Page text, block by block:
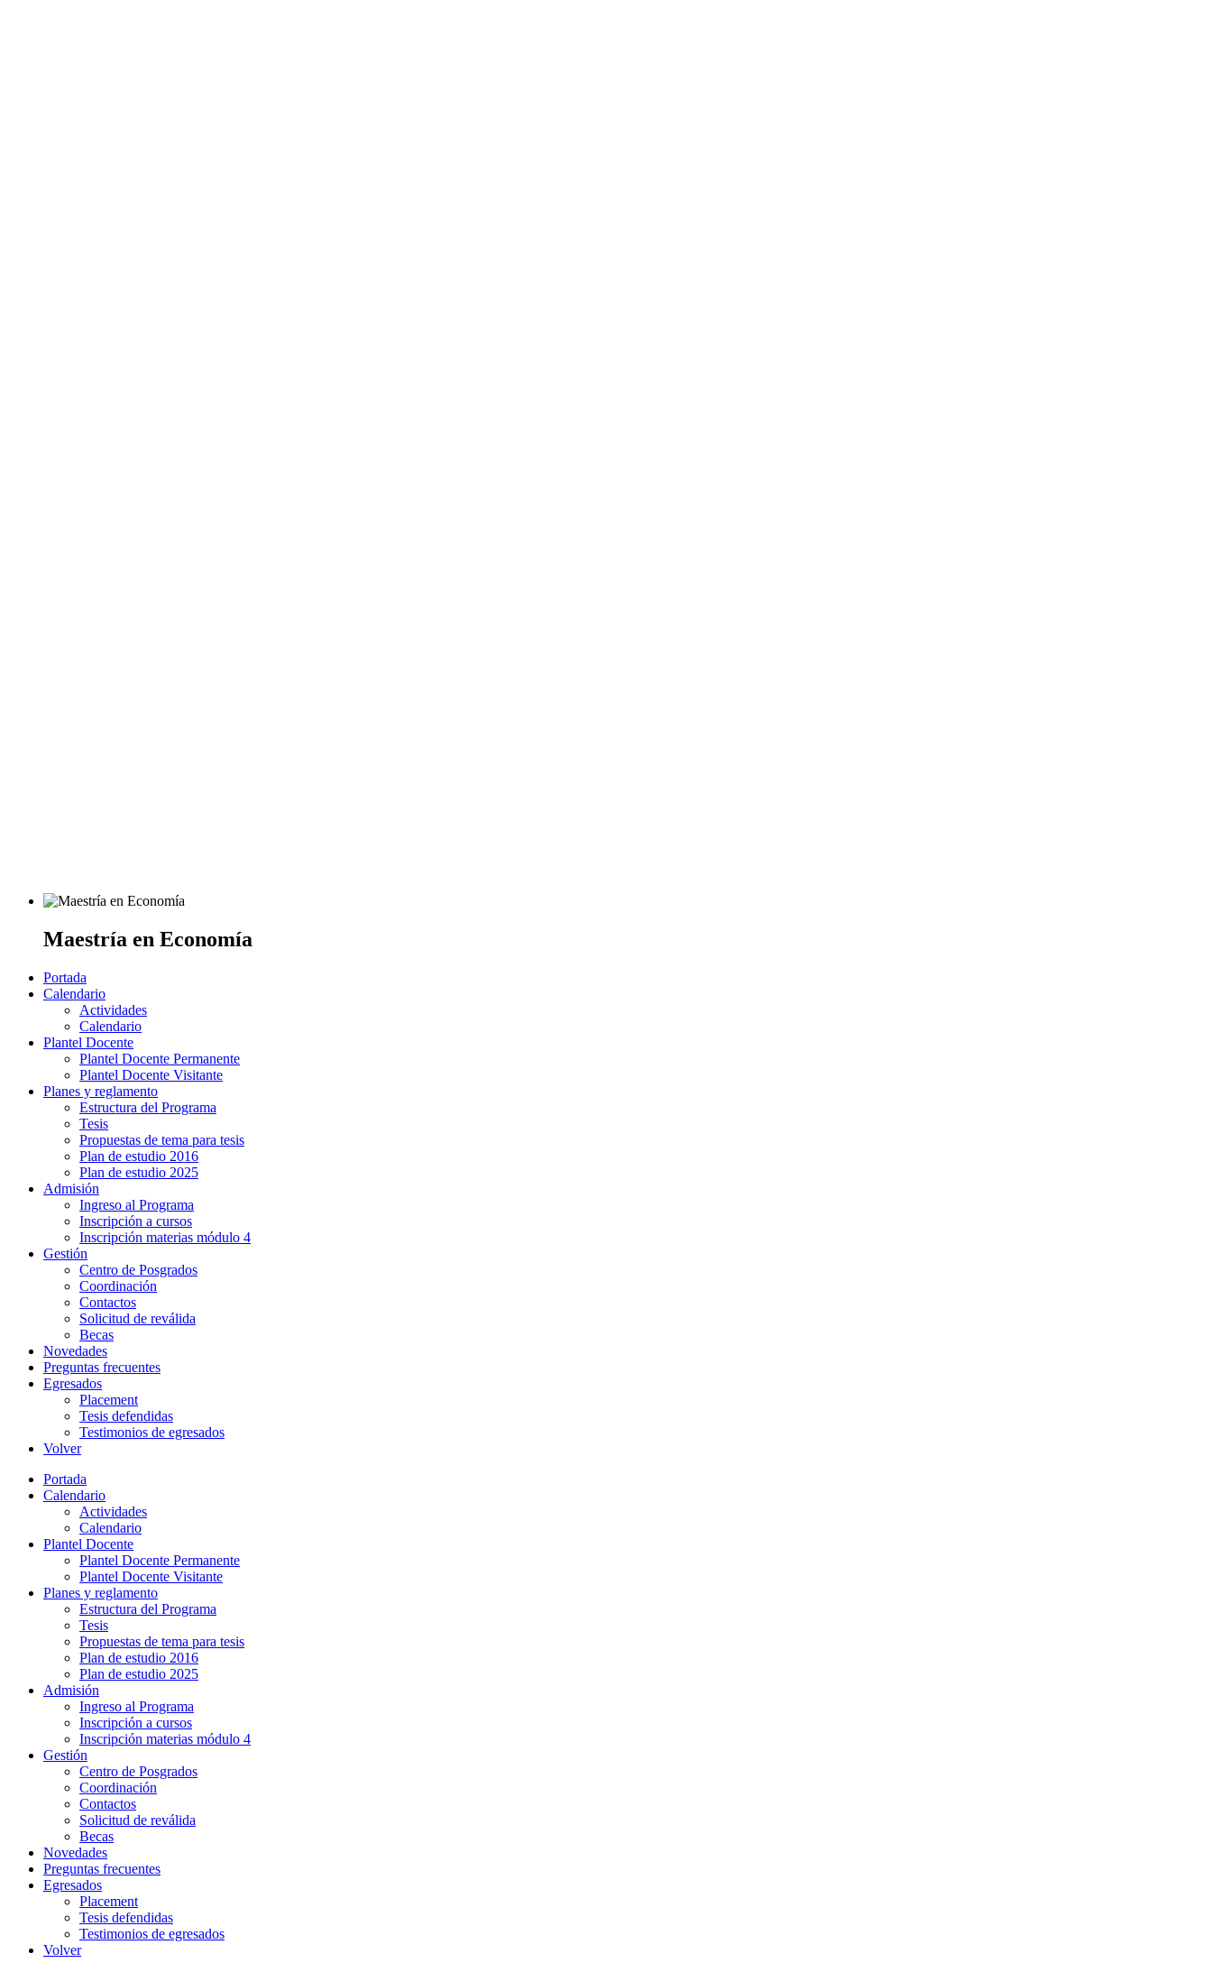
Maestría en Economía
Portada
Calendario
Actividades
Calendario
Plantel Docente
Plantel Docente Permanente
Plantel Docente Visitante
Planes y reglamento
Estructura del Programa
Tesis
Propuestas de tema para tesis
Plan de estudio 2016
Plan de estudio 2025
Admisión
Ingreso al Programa
Inscripción a cursos
Inscripción materias módulo 4
Gestión
Centro de Posgrados
Coordinación
Contactos
Solicitud de reválida
Becas
Novedades
Preguntas frecuentes
Egresados
Placement
Tesis defendidas
Testimonios de egresados
Volver
Portada
Calendario
Actividades
Calendario
Plantel Docente
Plantel Docente Permanente
Plantel Docente Visitante
Planes y reglamento
Estructura del Programa
Tesis
Propuestas de tema para tesis
Plan de estudio 2016
Plan de estudio 2025
Admisión
Ingreso al Programa
Inscripción a cursos
Inscripción materias módulo 4
Gestión
Centro de Posgrados
Coordinación
Contactos
Solicitud de reválida
Becas
Novedades
Preguntas frecuentes
Egresados
Placement
Tesis defendidas
Testimonios de egresados
Volver